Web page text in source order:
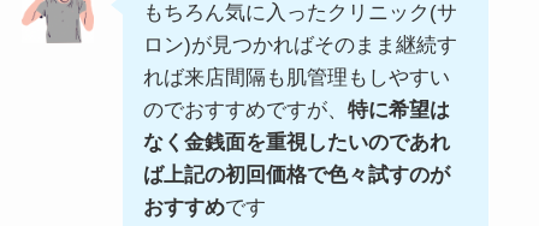
もちろん気に入ったクリニック(サ
ロン)が見つかればそのまま継続す
れば来店間隔も肌管理もしやすい
のでおすすめですが、 特に希望は
なく金銭面を重視したいのであれ
ば上記の初回価格で色々試すのが
おすすめです